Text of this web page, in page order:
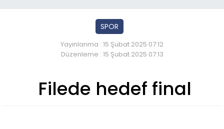
SPOR
Yayınlanma : 15 Şubat 2025 07:12
Düzenleme : 15 Şubat 2025 07:13
Filede hedef final